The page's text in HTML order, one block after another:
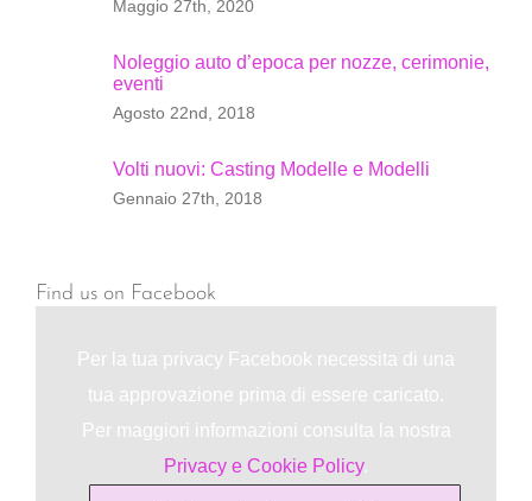
Maggio 27th, 2020
Noleggio auto d’epoca per nozze, cerimonie,
eventi
Agosto 22nd, 2018
Volti nuovi: Casting Modelle e Modelli
Gennaio 27th, 2018
Find us on Facebook
Per la tua privacy Facebook necessita di una
tua approvazione prima di essere caricato.
Per maggiori informazioni consulta la nostra
Privacy e Cookie Policy.